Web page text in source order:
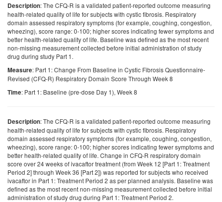
Description: The CFQ-R is a validated patient-reported outcome measuring
health-related quality of life for subjects with cystic fibrosis. Respiratory
domain assessed respiratory symptoms (for example, coughing, congestion,
wheezing), score range: 0-100; higher scores indicating fewer symptoms and
better health-related quality of life. Baseline was defined as the most recent
non-missing measurement collected before initial administration of study
drug during study Part 1.
Measure: Part 1: Change From Baseline in Cystic Fibrosis Questionnaire-
Revised (CFQ-R) Respiratory Domain Score Through Week 8
Time: Part 1: Baseline (pre-dose Day 1), Week 8
Description: The CFQ-R is a validated patient-reported outcome measuring
health-related quality of life for subjects with cystic fibrosis. Respiratory
domain assessed respiratory symptoms (for example, coughing, congestion,
wheezing), score range: 0-100; higher scores indicating fewer symptoms and
better health-related quality of life. Change in CFQ-R respiratory domain
score over 24 weeks of ivacaftor treatment (from Week 12 [Part 1: Treatment
Period 2] through Week 36 [Part 2]) was reported for subjects who received
ivacaftor in Part 1: Treatment Period 2 as per planned analysis. Baseline was
defined as the most recent non-missing measurement collected before initial
administration of study drug during Part 1: Treatment Period 2.